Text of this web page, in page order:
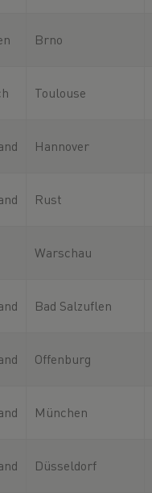
Brno
Toulouse
Hannover
Rust
Warschau
Bad Salzuflen
Offenburg
München
Düsseldorf